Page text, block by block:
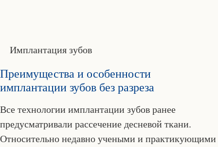
Имплантация зубов
Преимущества и особенности
имплантации зубов без разреза
Все технологии имплантации зубов ранее
предусматривали рассечение десневой ткани.
Относительно недавно учеными и практикующими